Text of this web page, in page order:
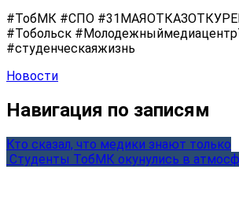
#ТобМК #СПО
#Тобольск
#студенческаяжизнь
Новости
Навигация по записям
Кто сказал, что медики знают только
Студенты ТобМК окунулись в